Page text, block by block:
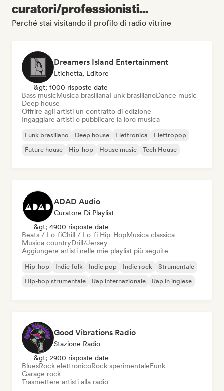
curatori/professionisti...
Perché stai visitando il profilo di radio vitrine
Dreamers Island Entertainment
Etichetta, Editore
&gt; 1000 risposte date
Bass musicMusica brasilianaFunk brasilianoDance music
Deep house
Offrire agli artisti un contratto di edizione
Ingaggiare artisti o pubblicare la loro musica
Funk brasiliano Deep house Elettronica
Elettropop
Future house
Hip-hop House music Tech House
ADAD Audio
Curatore Di Playlist
&gt; 4900 risposte date
Beats / Lo-fiChill / Lo-fi Hip-HopMusica classica
Musica countryDrill/Jersey
Aggiungere artisti nelle mie playlist più seguite
Hip-hop Indie folk Indie pop Indie rock
Strumentale
Hip-hop strumentale
Rap internazionale Rap in inglese
Good Vibrations Radio
Stazione Radio
&gt; 2900 risposte date
BluesRock elettronicoRock sperimentaleFunk
Garage rock
Trasmettere artisti alla radio